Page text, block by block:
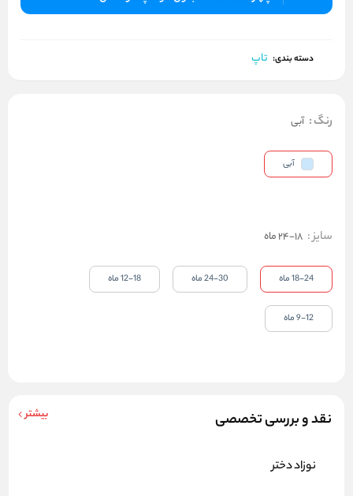
دسته بندی: تاپ
نقد و بررسی تخصصی بیشتر
نوزاد دختر
رنگ: آبی
آبی
سایز: 18-24 ماه
18-24 ماه 24-30 ماه 12-18 ماه
9-12 ماه